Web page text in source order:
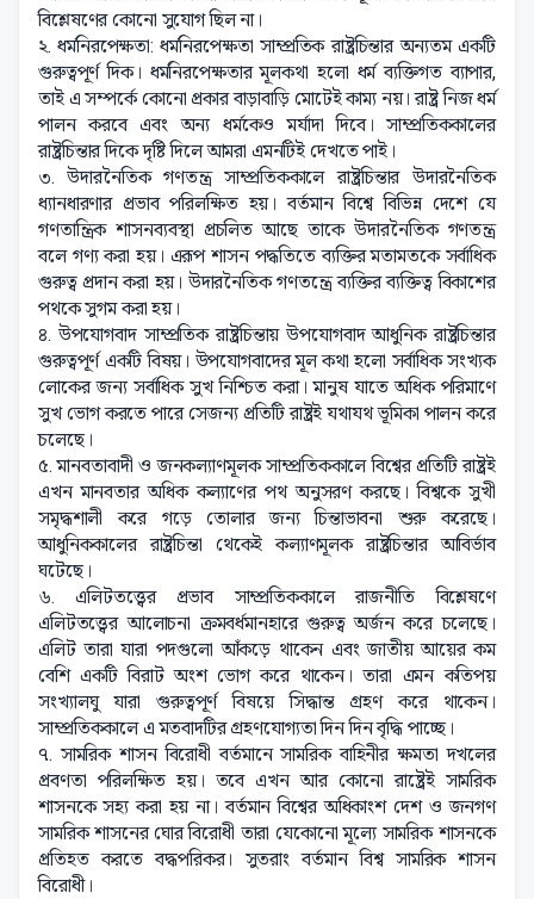
বিশ্লেষণের কোনো সুযোগ ছিল না।
২. ধর্মনিরপেক্ষতা: ধর্মনিরপেক্ষতা সাম্প্রতিক রাষ্ট্রচিন্তার অন্যতম একটি
গুরুত্বপূর্ণ দিক। ধর্মনিরপেক্ষতার মূলকথা হলো ধর্ম ব্যক্তিগত ব্যাপার,
তাই এ সম্পর্কে কোনো প্রকার বাড়াবাড়ি মোটেই কাম্য নয়। রাষ্ট্র নিজ ধর্ম
পালন করবে এবং অন্য ধর্মকেও মর্যাদা দিবে। সাম্প্রতিককালের
রাষ্ট্রচিন্তার দিকে দৃষ্টি দিলে আমরা এমনটিই দেখতে পাই।
৩. উদারনৈতিক গণতন্ত্র সাম্প্রতিককালে রাষ্ট্রচিন্তার উদারনৈতিক
ধ্যানধারণার প্রভাব পরিলক্ষিত হয়। বর্তমান বিশ্বে বিভিন্ন দেশে যে
গণতান্ত্রিক শাসনব্যবস্থা প্রচলিত আছে তাকে উদারনৈতিক গণতন্ত্র
বলে গণ্য করা হয়। এরূপ শাসন পদ্ধতিতে ব্যক্তির মতামতকে সর্বাধিক
গুরুত্ব প্রদান করা হয়। উদারনৈতিক গণতন্ত্রে ব্যক্তির ব্যক্তিত্ব বিকাশের
পথকে সুগম করা হয়।
৪. উপযোগবাদ সাম্প্রতিক রাষ্ট্রচিন্তায় উপযোগবাদ আধুনিক রাষ্ট্রচিন্তার
গুরুত্বপূর্ণ একটি বিষয়। উপযোগবাদের মূল কথা হলো সর্বাধিক সংখ্যক
লোকের জন্য সর্বাধিক সুখ নিশ্চিত করা। মানুষ যাতে অধিক পরিমাণে
সুখ ভোগ করতে পারে সেজন্য প্রতিটি রাষ্ট্রই যথাযথ ভূমিকা পালন করে
চলেছে।
৫. মানবতাবাদী ও জনকল্যাণমূলক সাম্প্রতিককালে বিশ্বের প্রতিটি রাষ্ট্রই
এখন মানবতার অধিক কল্যাণের পথ অনুসরণ করছে। বিশ্বকে সুখী
সমৃদ্ধশালী করে গড়ে তোলার জন্য চিন্তাভাবনা শুরু করেছে।
আধুনিককালের রাষ্ট্রচিন্তা থেকেই কল্যাণমূলক রাষ্ট্রচিন্তার আবির্ভাব
ঘটেছে।
৬. এলিটতত্ত্বের প্রভাব সাম্প্রতিককালে রাজনীতি বিশ্লেষণে
এলিটতত্ত্বের আলোচনা ক্রমবর্ধমানহারে গুরুত্ব অর্জন করে চলেছে।
এলিট তারা যারা পদগুলো আঁকড়ে থাকেন এবং জাতীয় আয়ের কম
বেশি একটি বিরাট অংশ ভোগ করে থাকেন। তারা এমন কতিপয়
সংখ্যালঘু যারা গুরুত্বপূর্ণ বিষয়ে সিদ্ধান্ত গ্রহণ করে থাকেন।
সাম্প্রতিককালে এ মতবাদটির গ্রহণযোগ্যতা দিন দিন বৃদ্ধি পাচ্ছে।
৭. সামরিক শাসন বিরোধী বর্তমানে সামরিক বাহিনীর ক্ষমতা দখলের
প্রবণতা পরিলক্ষিত হয়। তবে এখন আর কোনো রাষ্ট্রেই সামরিক
শাসনকে সহ্য করা হয় না। বর্তমান বিশ্বের অধিকাংশ দেশ ও জনগণ
সামরিক শাসনের ঘোর বিরোধী তারা যেকোনো মূল্যে সামরিক শাসনকে
প্রতিহত করতে বদ্ধপরিকর। সুতরাং বর্তমান বিশ্ব সামরিক শাসন
বিরোধী।